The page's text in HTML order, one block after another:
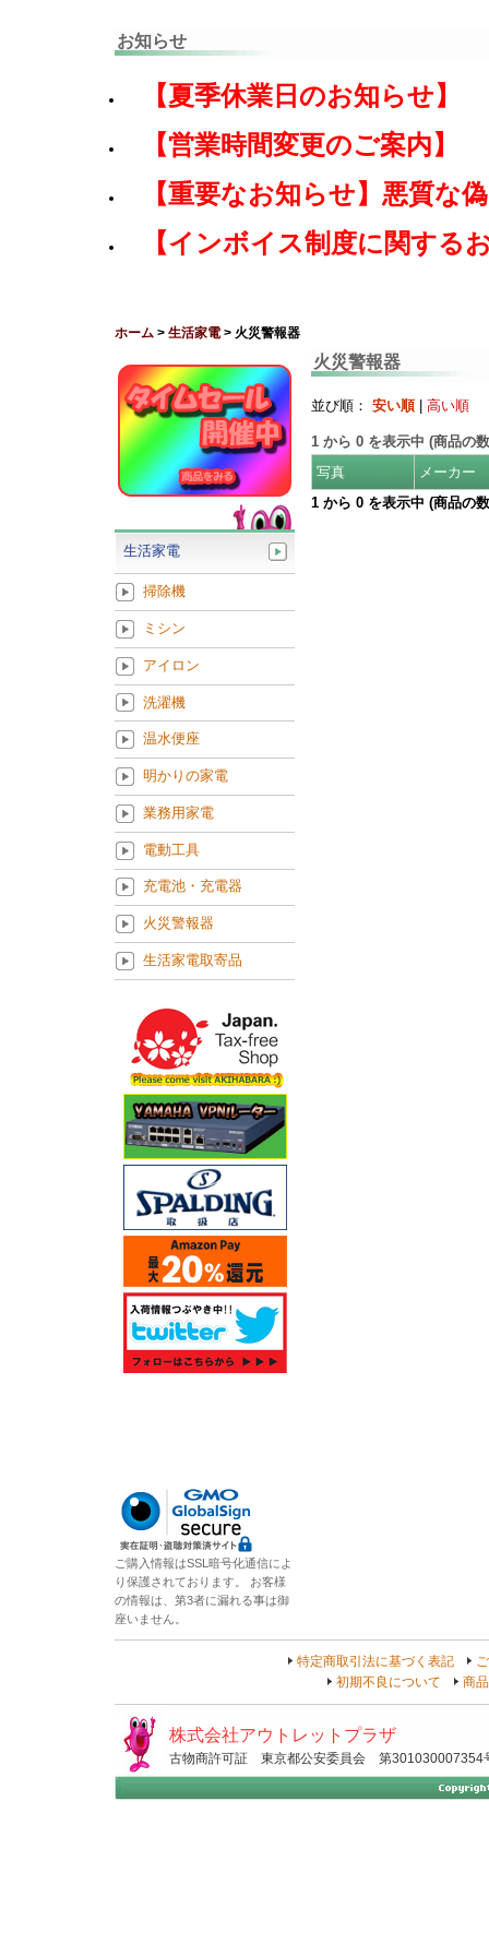
お知らせ
【夏季休業日のお知らせ】
【営業時間変更のご案内】
【重要なお知らせ】悪質な
【インボイス制度に関する
ホーム > 生活家電 > 火災警報器
火災警報器
並び順： 安い順| 高い順
1 から 0 を表示中 (商品の
写真
メーカー
1 から 0 を表示中 (商品の
生活家電
掃除機
ミシン
アイロン
洗濯機
温水便座
明かりの家電
業務用家電
電動工具
充電池・充電器
火災警報器
生活家電取寄品
ご購入情報はSSL暗号化通信によ
り保護されております。 お客様
の情報は、第3者に漏れる事は御
座いません。
特定商取引法に基づく表記
初期不良について
商
株式会社アウトレットプラザ
古物商許可証 東京都公安委員会 第301030007354